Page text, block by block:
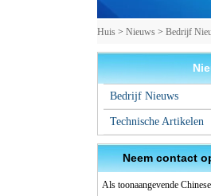
Huis > Nieuws > Bedrijf
Bedrijf Nieuws
Technische Artikelen
Neem contact
Als toonaangevende